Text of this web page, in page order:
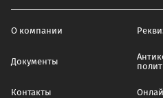
О компании
Документы
Контакты